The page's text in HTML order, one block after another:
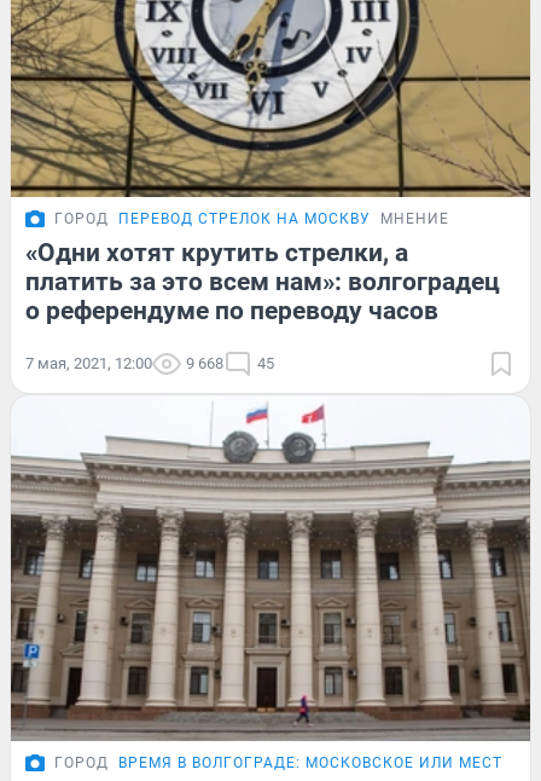
ГОРОД ПЕРЕВОД СТРЕЛОК НА МОСКВУ МНЕНИЕ
«Одни хотят крутить стрелки, а
платить за это всем нам»: волгоградец
о референдуме по переводу часов
7 мая, 2021, 12:00 9 668 45
ГОРОД ВРЕМЯ В ВОЛГОГРАДЕ: МОСКОВСКОЕ ИЛИ